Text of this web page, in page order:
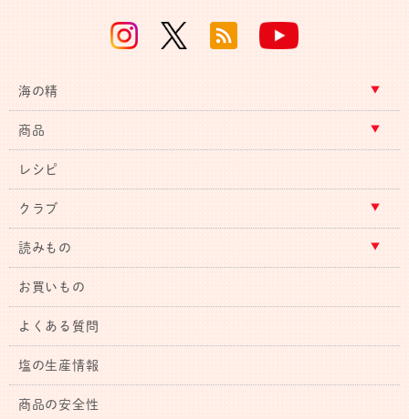
海の精
商品
レシピ
クラブ
読みもの
お買いもの
よくある質問
塩の生産情報
商品の安全性